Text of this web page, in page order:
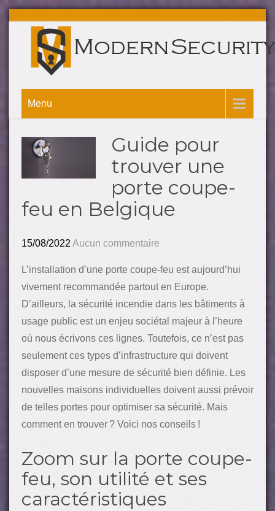
Menu
Guide pour
trouver une
porte coupe-
feu en Belgique
15/08/2022 Aucun commentaire
L’installation d’une porte coupe-feu est aujourd’hui
vivement recommandée partout en Europe.
D’ailleurs, la sécurité incendie dans les bâtiments à
usage public est un enjeu sociétal majeur à l’heure
où nous écrivons ces lignes. Toutefois, ce n’est pas
seulement ces types d’infrastructure qui doivent
disposer d’une mesure de sécurité bien définie. Les
nouvelles maisons individuelles doivent aussi prévoir
de telles portes pour optimiser sa sécurité. Mais
comment en trouver ? Voici nos conseils !
Zoom sur la porte coupe-
feu, son utilité et ses
caractéristiques